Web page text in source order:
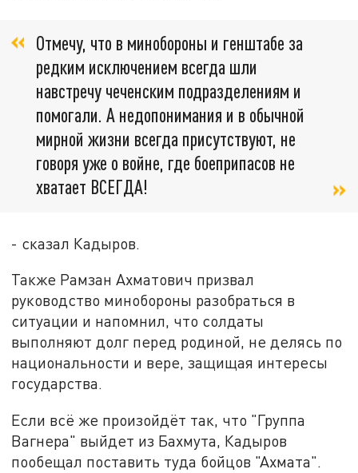
Отмечу, что в минобороны и генштабе за
редким исключением всегда шли
навстречу чеченским подразделениям и
помогали. А недопонимания и в обычной
мирной жизни всегда присутствуют, не
говоря уже о войне, где боеприпасов не
хватает ВСЕГДА!
- сказал Кадыров.
Также Рамзан Ахматович призвал
руководство минобороны разобраться в
ситуации и напомнил, что солдаты
выполняют долг перед родиной, не делясь по
национальности и вере, защищая интересы
государства.
Если всё же произойдёт так, что "Группа
Вагнера" выйдет из Бахмута, Кадыров
пообещал поставить туда бойцов "Ахмата".